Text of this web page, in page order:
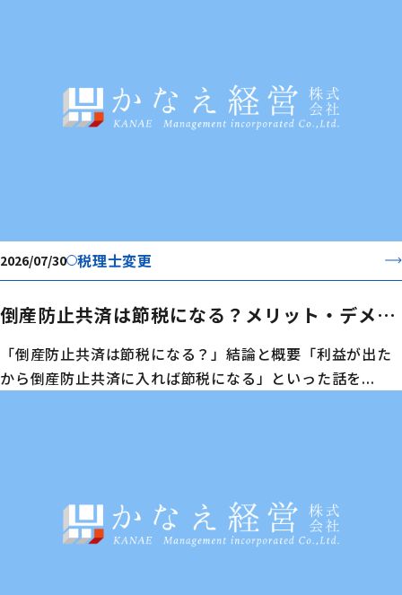
2026/07/30 税理士変更
倒産防止共済は節税になる？メリット・デメリ
「倒産防止共済は節税になる？」結論と概要「利益が出た
から倒産防止共済に入れば節税になる」といった話を...